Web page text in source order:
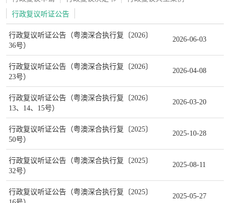
行政复议听证公告
行政复议听证公告（粤澳深合执行复〔2026〕
36号）
2026-06-03
行政复议听证公告（粤澳深合执行复〔2026〕
23号）
2026-04-08
行政复议听证公告（粤澳深合执行复〔2026〕
13、14、15号）
2026-03-20
行政复议听证公告（粤澳深合执行复〔2025〕
50号）
2025-10-28
行政复议听证公告（粤澳深合执行复〔2025〕
32号）
2025-08-11
行政复议听证公告（粤澳深合执行复〔2025〕
2025-05-27